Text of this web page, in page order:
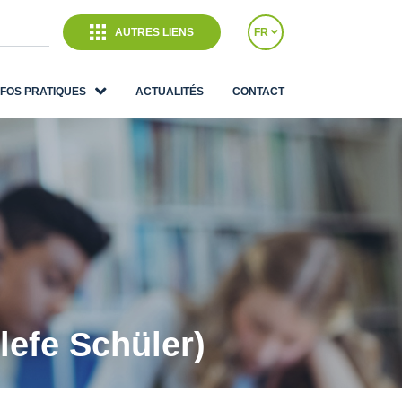
AUTRES LIENS FR
PRATIQUES ACTUALITÉS CONTACT
Schüler)